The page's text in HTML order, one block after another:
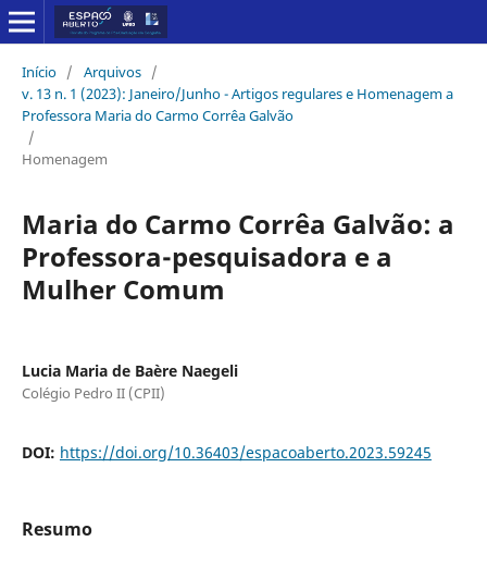
Início / Arquivos /
v. 13 n. 1 (2023): Janeiro/Junho - Artigos regulares e Homenagem a
Professora Maria do Carmo Corrêa Galvão
/
Homenagem
Maria do Carmo Corrêa Galvão: a
Professora-pesquisadora e a
Mulher Comum
Lucia Maria de Baère Naegeli
Colégio Pedro II (CPII)
DOI: https://doi.org/10.36403/espacoaberto.2023.59245
Resumo